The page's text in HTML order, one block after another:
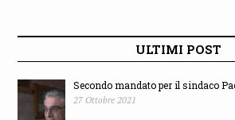
ULTIMI POST
Secondo mandato per il sindaco
27 Ottobre 2021